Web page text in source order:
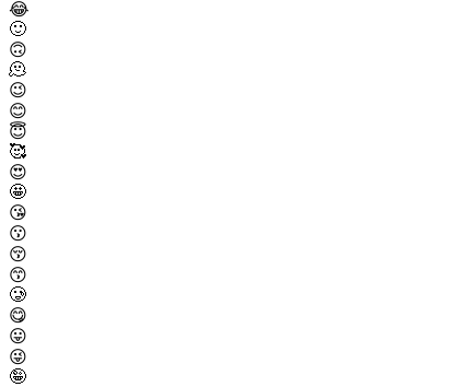
😂
🙂
🙃
🫠
😉
😊
😇
🥰
😍
🤩
😘
😗
😚
😙
🥲
😋
😛
😜
🤪